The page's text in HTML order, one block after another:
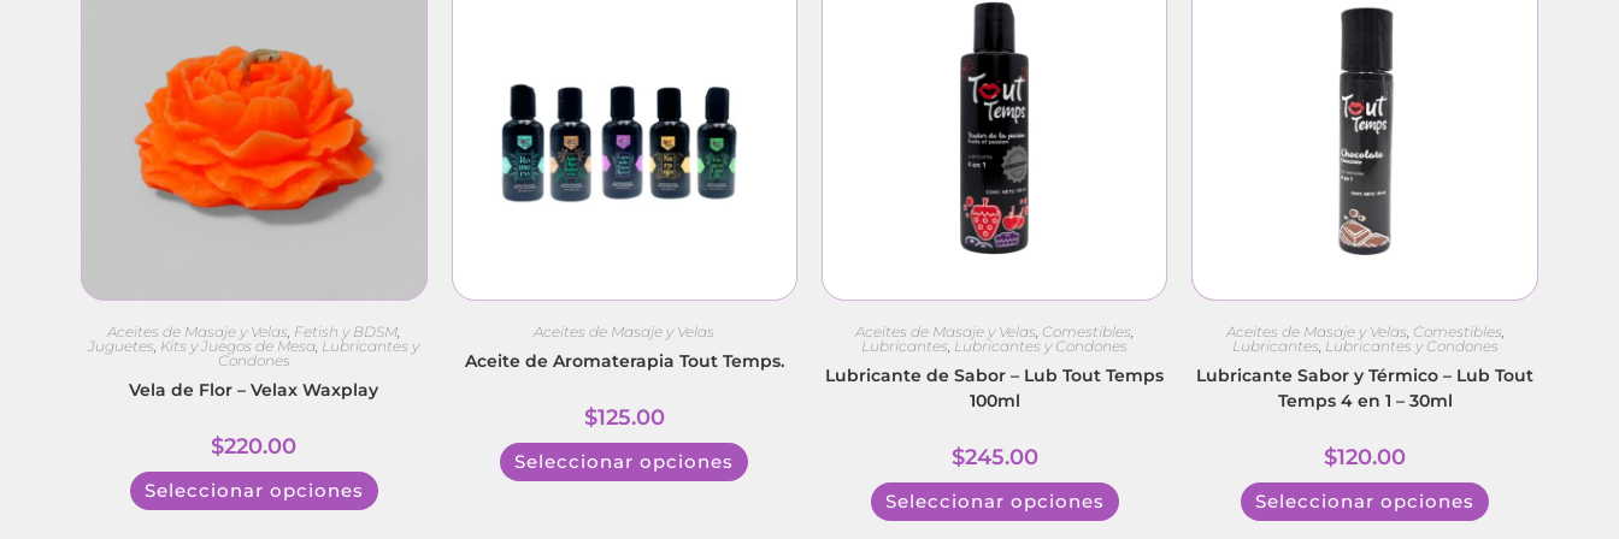
Aceites de Masaje y Velas, Fetish y BDSM,
Juguetes, Kits y Juegos de Mesa, Lubricantes y
Condones
Vela de Flor – Velax Waxplay
$220.00
Seleccionar opciones
Aceites de Masaje y Velas
Aceite de Aromaterapia Tout Temps.
$125.00
Seleccionar opciones
Aceites de Masaje y Velas, Comestibles,
Lubricantes, Lubricantes y Condones
Lubricante de Sabor – Lub Tout Temps
100ml
$245.00
Seleccionar opciones
Aceites de Masaje y Velas, Comestibles,
Lubricantes, Lubricantes y Condones
Lubricante Sabor y Térmico – Lub Tout
Temps 4 en 1 – 30ml
$120.00
Seleccionar opciones